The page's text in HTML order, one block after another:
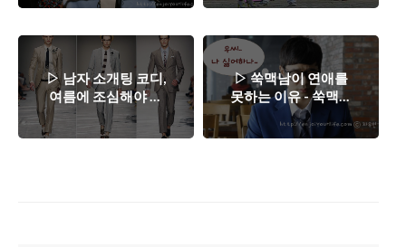
▷ 남자 소개팅 코디,
여름에 조심해야 할
사항들.
▷ 쑥맥남이 연애를
못하는 이유 - 쑥맥남
필독 사항